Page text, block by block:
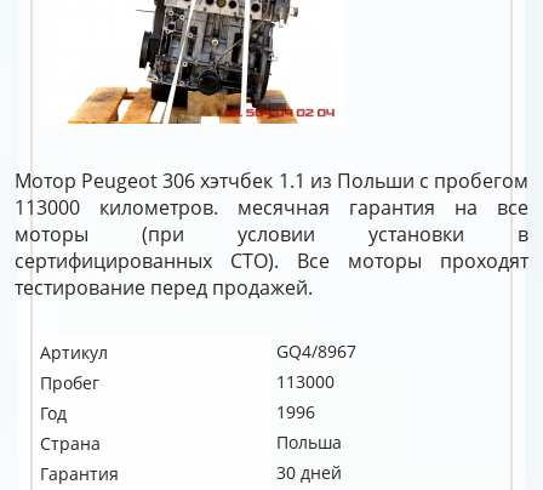
Мотор Peugeot 306 хэтчбек 1.1 из Польши с пробегом
113000 километров. месячная гарантия на все
моторы (при условии установки в
сертифицированных СТО). Все моторы проходят
тестирование перед продажей.
Артикул
GQ4/8967
Пробег
113000
Год
1996
Страна
Польша
Гарантия
30 дней